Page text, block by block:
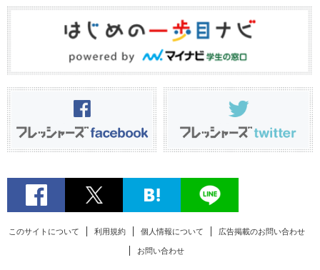
このサイトについて 利用規約 個人情報について 広告掲載のお問い合わせ
お問い合わせ